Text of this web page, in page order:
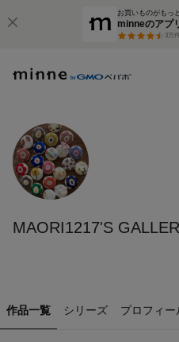
お買いものがもっ
minneのアプ
3万
MAORI1217'S
作品一覧 シリーズ プロフィー